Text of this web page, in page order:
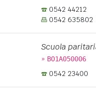
0542 44212
0542 635802
Scuola
» BO1A050006
0542 23400